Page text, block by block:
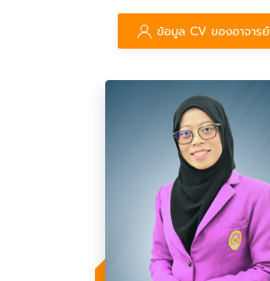
ข้อมูล CV ของอาจารย์